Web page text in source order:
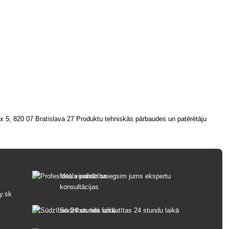
820 07 Bratislava 27 Produktu tehniskās pārbaudes un patērētāju
Mēs vienmēr sniegsim jums ekspertu
konsultācijas
Sūdzības tiek izskatītas 24 stundu laikā